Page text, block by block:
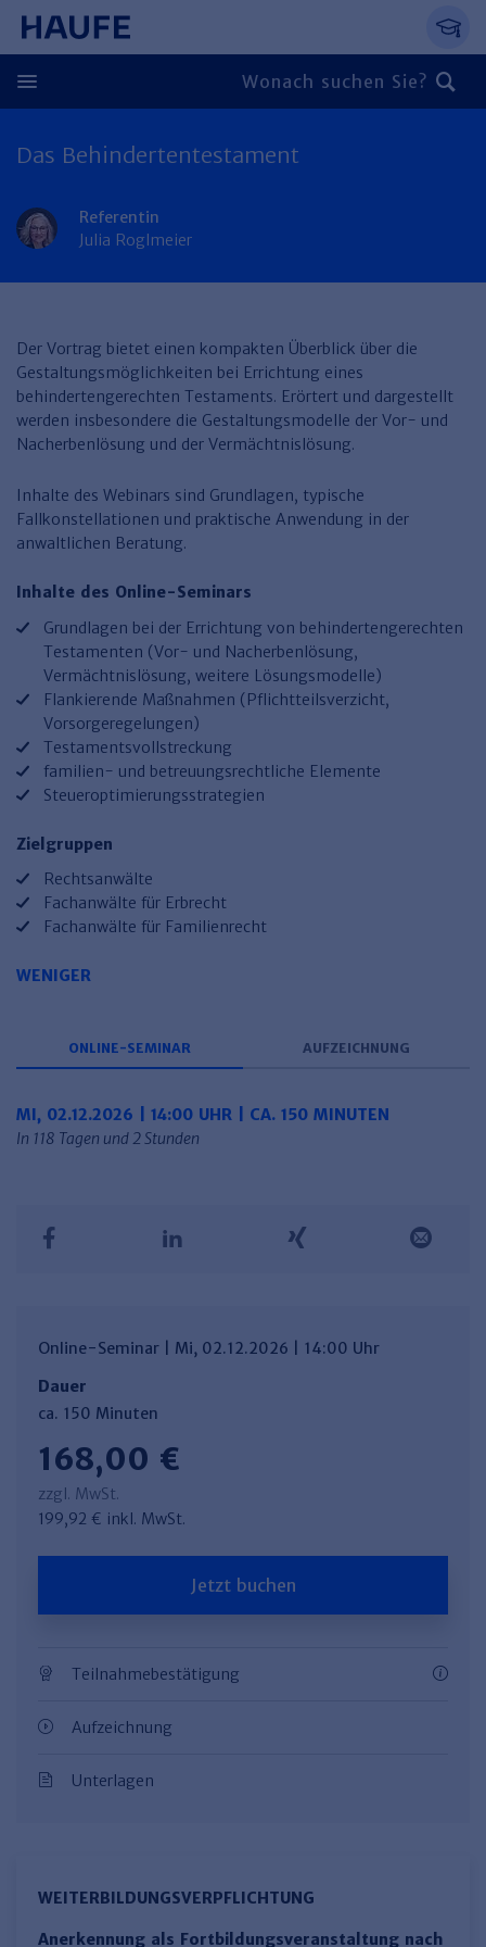
Springe direkt zum Hauptinhalt, zur
Zum Hauptinhalt springen
Zur Navigation springen
Zur Suche springen
Personal
Arbeitsrecht
Entgeltabrechnung
Führung
Personalmanagement und
Organisation
Personalentwicklung und
Zurück
Steuern & Rechnungswesen
Finden Sie Ihr Thema
Steuerrecht
Rechnungswesen
Entgeltabrechnung
Steuerkanzlei und Gebühren
Recht & Compliance
Finden Sie Ihr Thema
Familien- und Erbrecht
Miet- und WE-Recht
Wirtschaftsrecht
Sozialrecht
Compliance
Insolvenzrecht
Zurück
Immobilien
Finden Sie Ihr Thema
Miet- und Bestandsverwaltung
Immobilienverwaltung
Zurück
Öffentlicher Dienst
Finden Sie Ihr Thema
Kommunale Finanzen
SGB & Sozialwesen
Arbeitsschutz & BGM
Arbeitsschutz
Betriebliches
Gesundheitsmanagement
Zurück
Produktpräsentationen
Finden Sie Ihr Thema
Haufe Personal Office
Sozialrechtprodukte
Haufe TVöD/TV-L Office
Das Behindertentestament
Referentin
Julia Roglmeier
Der Vortrag bietet einen kompakten Überblick über die
Gestaltungsmöglichkeiten bei Errichtung eines
behindertengerechten Testaments. Erörtert und dargestellt
werden insbesondere die Gestaltungsmodelle der Vor- und
Nacherbenlösung und der Vermächtnislösung.
Inhalte des Webinars sind Grundlagen, typische
Fallkonstellationen und praktische Anwendung in der
anwaltlichen Beratung.
Inhalte des Online-Seminars
Grundlagen bei der Errichtung von behindertengerechten
Testamenten (Vor- und Nacherbenlösung,
Vermächtnislösung, weitere Lösungsmodelle)
Flankierende Maßnahmen (Pflichtteilsverzicht,
Vorsorgeregelungen)
Testamentsvollstreckung
familien- und betreuungsrechtliche Elemente
Steueroptimierungsstrategien
Zielgruppen
Rechtsanwälte
Fachanwälte für Erbrecht
Fachanwälte für Familienrecht
WENIGER
ONLINE-SEMINAR AUFZEICHNUNG
MI, 02.12.2026 | 14:00 UHR | CA. 150 MINUTEN
In 118 Tagen und 2 Stunden
Online-Seminar | Mi, 02.12.2026 | 14:00 Uhr
Dauer
ca. 150 Minuten
168,00 €
zzgl. MwSt.
199,92 € inkl. MwSt.
Jetzt buchen
Teilnahmebestätigung
Aufzeichnung
Unterlagen
WEITERBILDUNGSVERPFLICHTUNG
Anerkennung als Fortbildungsveranstaltung nach